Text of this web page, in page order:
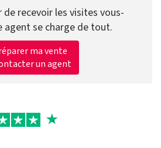
de recevoir les visites vous-
agent se charge de tout.
ma vente
un agent